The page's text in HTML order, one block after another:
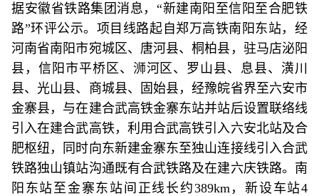
据安徽省铁路集团消息，“新建南阳至信阳至合肥铁
路”环评公示。项目线路起自郑万高铁南阳东站，经
河南省南阳市宛城区、唐河县、桐柏县，驻马店泌阳
县，信阳市平桥区、浉河区、罗山县、息县、潢川
县、光山县、商城县、固始县，经豫皖省界至六安市
金寨县，与在建合武高铁金寨东站并站后设置联络线
引入在建合武高铁，利用合武高铁引入六安北站及合
肥枢纽，同时向东新建金寨东至独山连接线引入合武
铁路独山镇站沟通既有合武铁路及在建六庆铁路。南
阳东站至金寨东站间正线长约389km，新设车站4